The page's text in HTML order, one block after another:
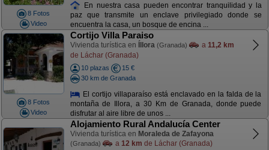
8 Fotos
Video
En nuestra casa pueden encontrar tranquilidad y la
paz que transmite un enclave privilegiado donde se
encuentra la casa, un bosque de encina ...
8 Fotos
Video
Cortijo Villa Paraiso
Vivienda turística en Íllora (Granada) a 11,2 km
de Láchar (Granada)
10 plazas
15 €
30 km de Granada
El cortijo villaparaíso está enclavado en la falda de la
montaña de Illora, a 30 Km de Granada, donde puede
disfrutar al aire libre de unos ...
Alojamiento Rural Andalucía Center
Vivienda turística en Moraleda de Zafayona
(Granada) a 12 km de Láchar (Granada)